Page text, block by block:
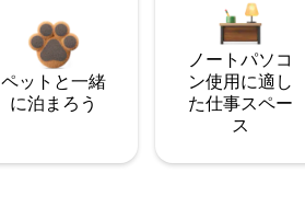
ペットと一緒
に泊まろう
ノートパソコ
ン使用に適し
た仕事スペー
ス